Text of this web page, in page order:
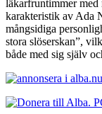
läkarfruntimmer med
karakteristik av Ada
mångsidiga
stora slöserskan”,
både med sig själv